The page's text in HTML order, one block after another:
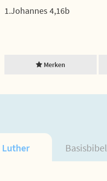
1.Johannes 4,16b
Merken
Luther Basisbibel